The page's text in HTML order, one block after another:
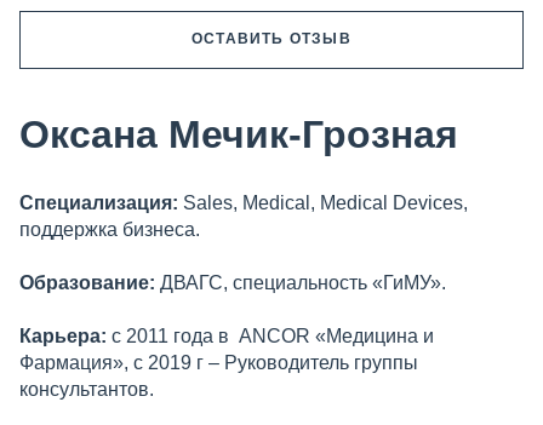
Оксана Мечик-Грозная
Специализация: Sales, Medical, Medical Devices,
поддержка бизнеса.
Образование: ДВАГС, специальность «ГиМУ».
Карьера: с 2011 года в ANCOR «Медицина и
Фармация», с 2019 г – Руководитель группы
консультантов.
ОСТАВИТЬ ОТЗЫВ